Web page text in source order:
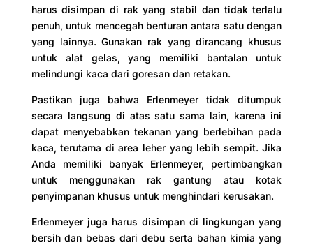
harus disimpan di rak yang stabil dan tidak terlalu
penuh, untuk mencegah benturan antara satu dengan
yang lainnya. Gunakan rak yang dirancang khusus
untuk alat gelas, yang memiliki bantalan untuk
melindungi kaca dari goresan dan retakan.
Pastikan juga bahwa Erlenmeyer tidak ditumpuk
secara langsung di atas satu sama lain, karena ini
dapat menyebabkan tekanan yang berlebihan pada
kaca, terutama di area leher yang lebih sempit. Jika
Anda memiliki banyak Erlenmeyer, pertimbangkan
untuk menggunakan rak gantung atau kotak
penyimpanan khusus untuk menghindari kerusakan.
Erlenmeyer juga harus disimpan di lingkungan yang
bersih dan bebas dari debu serta bahan kimia yang